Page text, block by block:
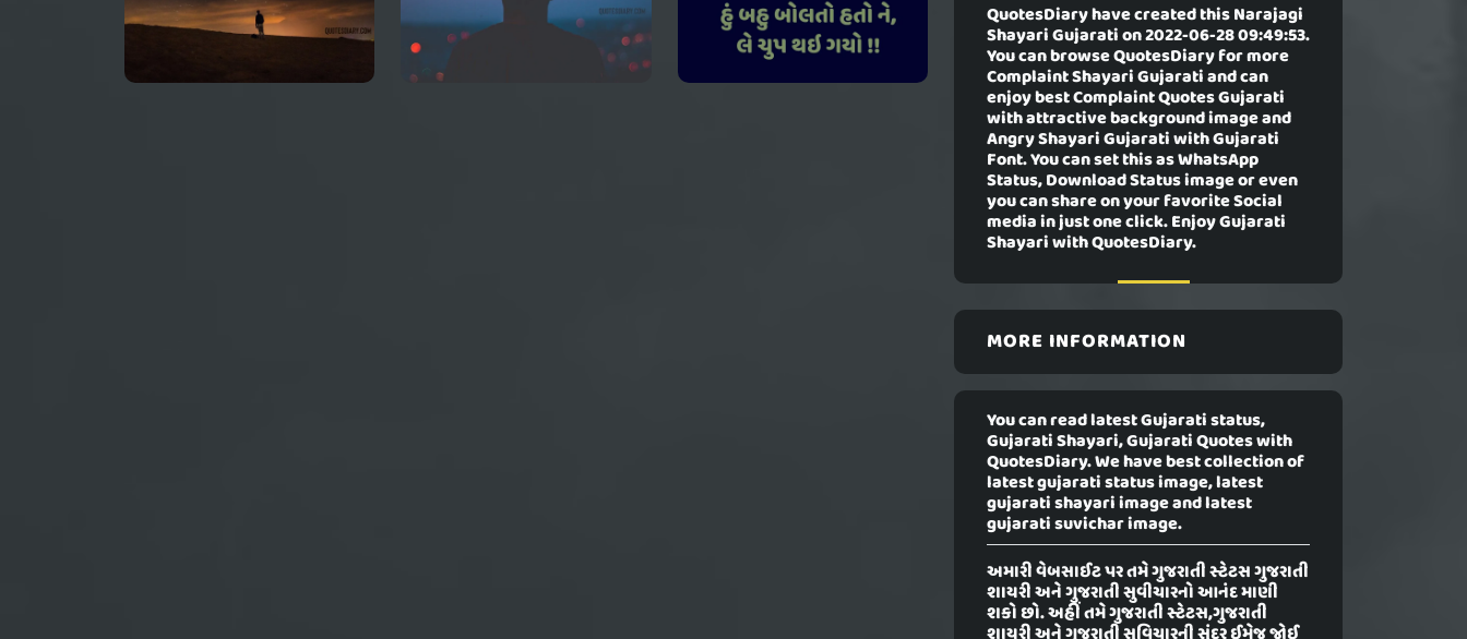
QuotesDiary have created thisNarajagi
Shayari Gujaration 2022-06-28 09:49:53.
You can browse QuotesDiary for more
Complaint Shayari Gujarati and can
enjoy best Complaint Quotes Gujarati
with attractive background image and
Angry Shayari Gujarati with Gujarati
Font. You can set this as WhatsApp
Status, Download Status image or even
you can share on your favorite Social
media in just one click. Enjoy Gujarati
Shayari with QuotesDiary.
MORE INFORMATION
You can read latest Gujarati status,
Gujarati Shayari, Gujarati Quotes with
QuotesDiary. We have best collection of
latest gujarati status image, latest
gujarati shayari image and latest
gujarati suvichar image.
અમારી વેબસાઈટ પર તમે ગુજરાતી સ્ટેટસ ગુજરાતી
શાયરી અને ગુજરાતી સુવીચારનો આનંદ માણી
શકો છો. અહીં તમે ગુજરાતી સ્ટેટસ,ગુજરાતી